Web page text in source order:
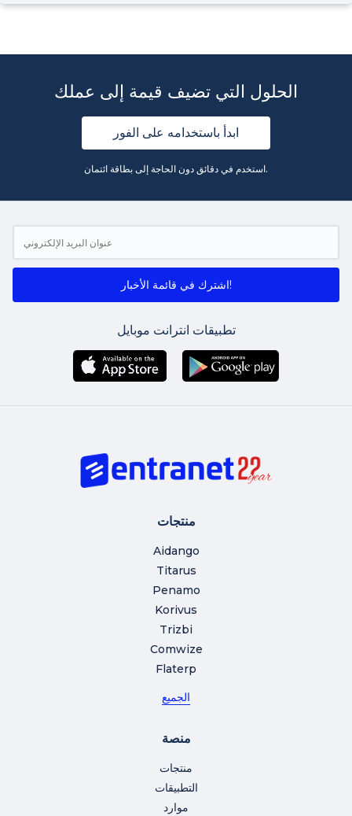
الحلول التي تضيف قيمة إلى عملك
ابدأ باستخدامه على الفور
استخدم في دقائق دون الحاجة إلى بطاقة ائتمان.
اشترك في قائمة الأخبار!
تطبيقات انترانت موبايل
منتجات
Aidango
Titarus
Penamo
Korivus
Trizbi
Comwize
Flaterp
الجميع
منصة
منتجات
التطبيقات
موارد